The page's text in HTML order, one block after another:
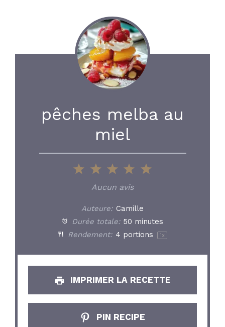
pêches melba au
miel
5
4
3
Stars
2
Stars
1
Star
Aucun avis
Auteure: Camille
Durée totale: 50 minutes
Rendement: 4 portions 1x
IMPRIMER LA RECETTE
PIN RECIPE